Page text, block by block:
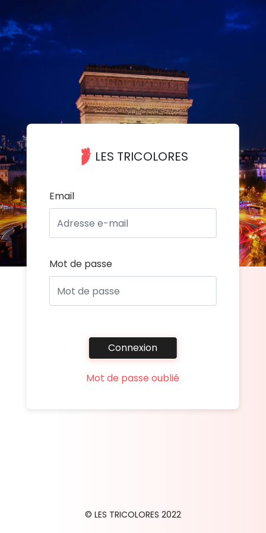
LES TRICOLORES
Email
Mot de passe
Connexion
Mot de passe oublié
© LES TRICOLORES 2022